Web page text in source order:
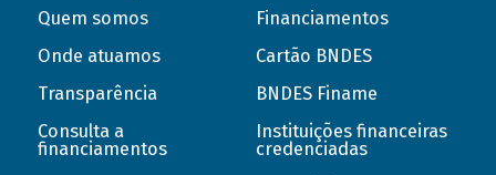
Quem somos
Onde atuamos
Transparência
Consulta a
financiamentos
Financiamentos
Cartão BNDES
BNDES Finame
Instituições financeiras
credenciadas